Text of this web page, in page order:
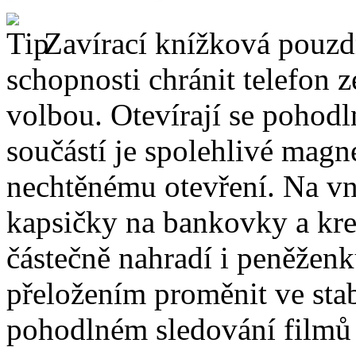
Zavírací knížková
schopnosti chránit telefon
volbou. Otevírají se
součástí je spolehlivé
nechtěnému otevření. Na
kapsičky na bankovky a
částečně nahradí i
přeložením proměnit ve
pohodlném sledování